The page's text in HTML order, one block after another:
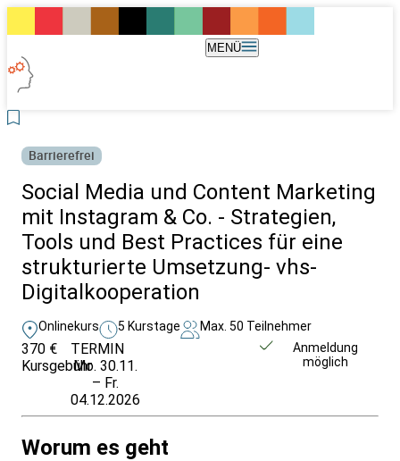
MENÜ
Barrierefrei
Social Media und Content Marketing
mit Instagram & Co. - Strategien,
Tools und Best Practices für eine
strukturierte Umsetzung- vhs-
Digitalkooperation
Onlinekurs 5 Kurstage Max. 50 Teilnehmer
370 €
Kursgebühr
TERMIN
Mo. 30.11.
– Fr.
04.12.2026
Anmeldung
möglich
Worum es geht